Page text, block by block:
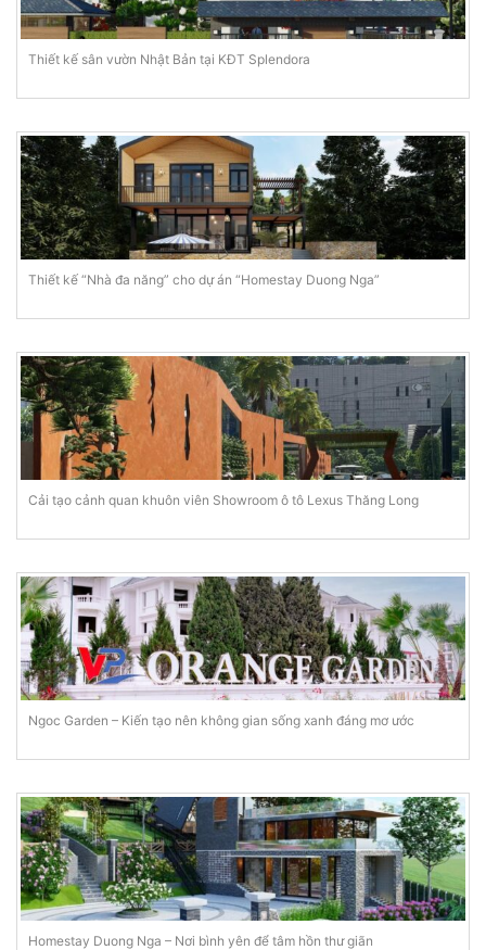
Thiết kế sân vườn Nhật Bản tại KĐT Splendora
Thiết kế “Nhà đa năng” cho dự án “Homestay Duong Nga”
Cải tạo cảnh quan khuôn viên Showroom ô tô Lexus Thăng Long
Ngoc Garden – Kiến tạo nên không gian sống xanh đáng mơ ước
Homestay Duong Nga – Nơi bình yên để tâm hồn thư giãn